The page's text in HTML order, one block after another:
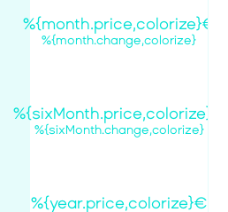
%{month.price,colorize}€
%{month.change,colorize}
%{sixMonth.price,colorize}€
%{sixMonth.change,colorize}
%{year.price,colorize}€